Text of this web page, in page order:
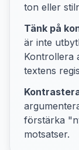
ton eller
Tänk på
är inte
Kontrollera
textens
förstärka "
motsatser.